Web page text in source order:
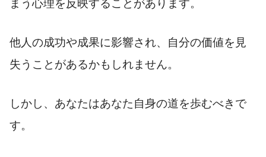
まう心理を反映することがあります。
他人の成功や成果に影響され、自分の価値を見
失うことがあるかもしれません。
しかし、あなたはあなた自身の道を歩むべきで
す。